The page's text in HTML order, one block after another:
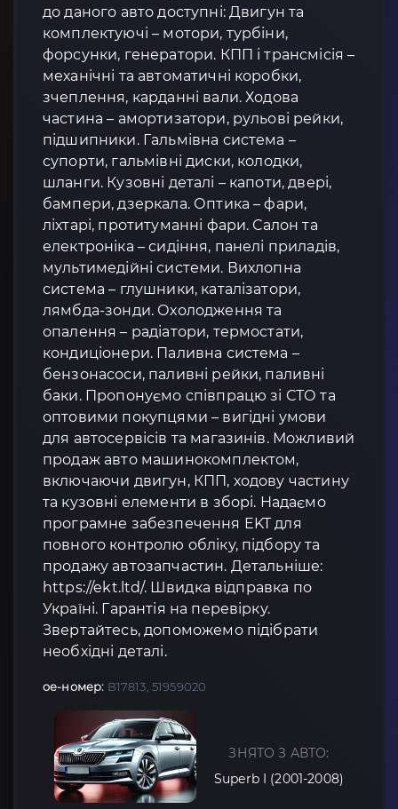
до даного авто доступні: Двигун та
комплектуючі – мотори, турбіни,
форсунки, генератори. КПП і трансмісія –
механічні та автоматичні коробки,
зчеплення, карданні вали. Ходова
частина – амортизатори, рульові рейки,
підшипники. Гальмівна система –
супорти, гальмівні диски, колодки,
шланги. Кузовні деталі – капоти, двері,
бампери, дзеркала. Оптика – фари,
ліхтарі, протитуманні фари. Салон та
електроніка – сидіння, панелі приладів,
мультимедійні системи. Вихлопна
система – глушники, каталізатори,
лямбда-зонди. Охолодження та
опалення – радіатори, термостати,
кондиціонери. Паливна система –
бензонасоси, паливні рейки, паливні
баки. Пропонуємо співпрацю зі СТО та
оптовими покупцями – вигідні умови
для автосервісів та магазинів. Можливий
продаж авто машинокомплектом,
включаючи двигун, КПП, ходову частину
та кузовні елементи в зборі. Надаємо
програмне забезпечення EKT для
повного контролю обліку, підбору та
продажу автозапчастин. Детальніше:
https://ekt.ltd/. Швидка відправка по
Україні. Гарантія на перевірку.
Звертайтесь, допоможемо підібрати
необхідні деталі.
oe-номер: B17813, 51959020
ЗНЯТО З АВТО:
Superb I (2001-2008)